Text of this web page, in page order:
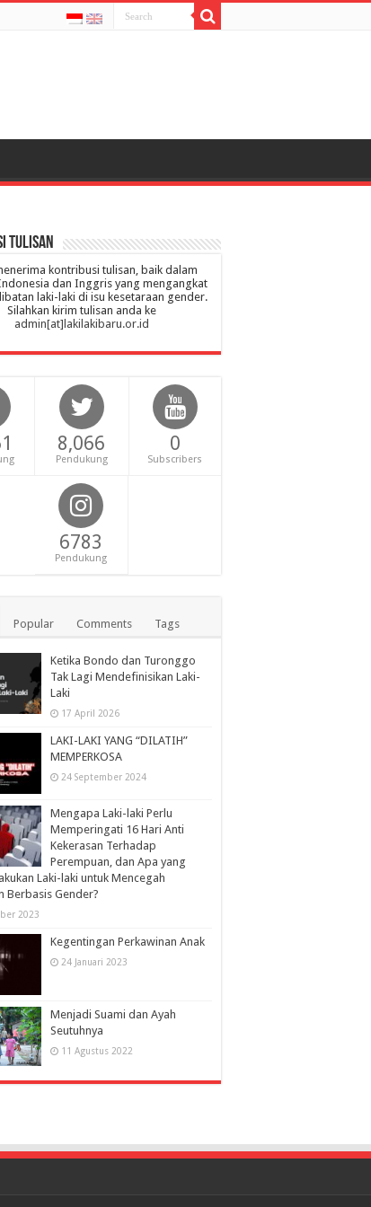
Tulisan
kontribusi tulisan, baik dalam
dan Inggris yang mengangkat
laki-laki di isu kesetaraan gender.
Silahkan kirim tulisan anda ke
admin[at]lakilakibaru.or.id
8,066
Pendukung
0
Subscribers
6783
Pendukung
Popular Comments Tags
Ketika Bondo dan Turonggo
Tak Lagi Mendefinisikan Laki-
Laki
17 April 2026
LAKI-LAKI YANG “DILATIH”
MEMPERKOSA
24 September 2024
Mengapa Laki-laki Perlu
Memperingati 16 Hari Anti
Kekerasan Terhadap
Perempuan, dan Apa yang
Laki-laki untuk Mencegah
Berbasis Gender?
2023
Kegentingan Perkawinan Anak
24 Januari 2023
Menjadi Suami dan Ayah
Seutuhnya
11 Agustus 2022